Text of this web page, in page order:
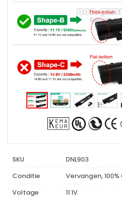
SKU
DNL903
Conditie
Vervangen,
Voltage
11.1V